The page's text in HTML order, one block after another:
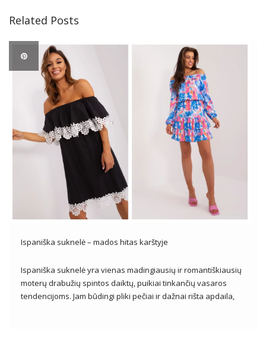
Related Posts
Ispaniška suknelė – mados hitas karštyje
Ispaniška suknelė yra vienas madingiausių ir romantiškiausių
moterų drabužių spintos daiktų, puikiai tinkančių vasaros
tendencijoms. Jam būdingi pliki pečiai ir dažnai rišta apdaila,